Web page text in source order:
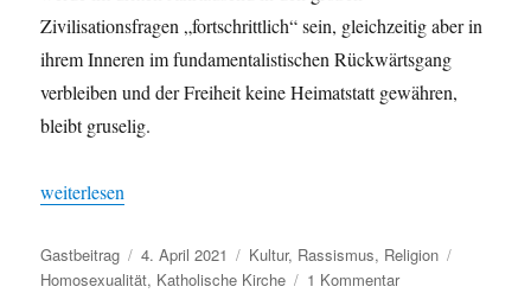
Zivilisationsfragen „fortschrittlich“ sein, gleichzeitig aber in
ihrem Inneren im fundamentalistischen Rückwärtsgang
verbleiben und der Freiheit keine Heimatstatt gewähren,
bleibt gruselig.
„Rom und die blutige Geschichte der Verfolgung von Schwulen
weiterlesen
Autor
Gastbeitrag
Veröffentlicht
am
4. April 2021 Kategorien
Kultur, Rassismus, Religion
Homosexualität, Katholische Kirche 1 Kommentarzu